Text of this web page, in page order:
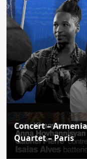
Concert –
Quartet – Paris